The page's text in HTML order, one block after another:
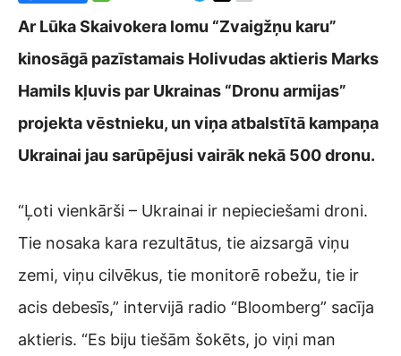
Ar Lūka Skaivokera lomu “Zvaigžņu karu”
kinosāgā pazīstamais Holivudas aktieris Marks
Hamils kļuvis par Ukrainas “Dronu armijas”
projekta vēstnieku, un viņa atbalstītā kampaņa
Ukrainai jau sarūpējusi vairāk nekā 500 dronu.
“Ļoti vienkārši – Ukrainai ir nepieciešami droni.
Tie nosaka kara rezultātus, tie aizsargā viņu
zemi, viņu cilvēkus, tie monitorē robežu, tie ir
acis debesīs,” intervijā radio “Bloomberg” sacīja
aktieris. “Es biju tiešām šokēts, jo viņi man